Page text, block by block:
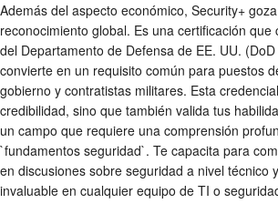
Además del aspecto económico, Security+
reconocimiento global. Es una certificación que
del Departamento de Defensa de EE. UU.
convierte en un requisito común para puestos
gobierno y contratistas militares. Esta
credibilidad, sino que también valida tus
un campo que requiere una comprensión
`fundamentos seguridad`. Te capacita para
en discusiones sobre seguridad a nivel técnico
invaluable en cualquier equipo de TI o